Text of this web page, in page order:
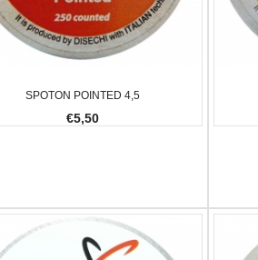
SPOTON POINTED 4,5
€5,50